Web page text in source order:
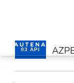
HASIERA
03 API